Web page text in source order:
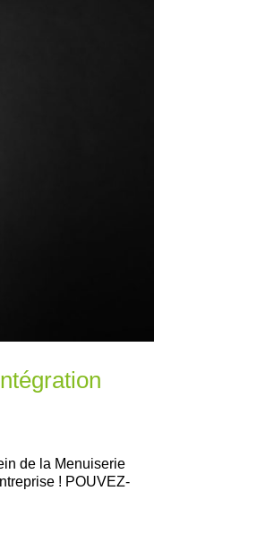
de la Menuiserie
! POUVEZ-